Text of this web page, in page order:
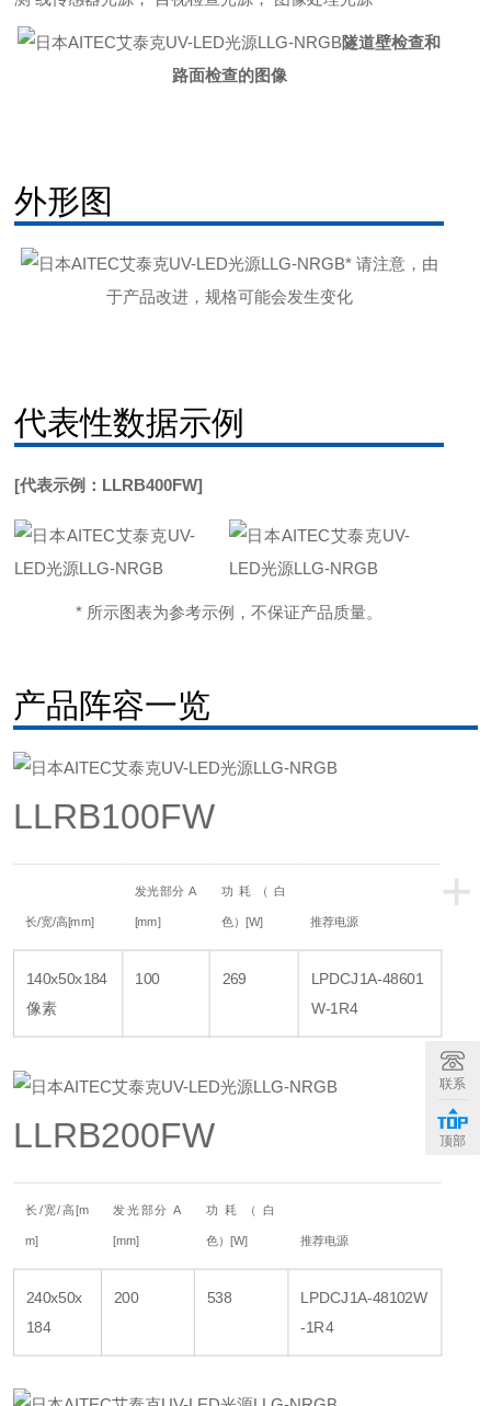
隧道壁检查和
路面检查的图像
外形图
* 请注意，由
于产品改进，规格可能会发生变化
代表性数据示例
[代表示例：LLRB400FW]
* 所示图表为参考示例，不保证产品质量。
产品阵容一览
LLRB100FW
+
长/宽/高[mm]
发光部分 A
[mm]
功耗（白
色）[W] 推荐电源
140x50x184
像素
100 269 LPDCJ1A-48601
W-1R4
LLRB200FW
长/宽/高[m
m]
发光部分 A
[mm]
功耗（白
色）[W] 推荐电源
240x50x
184
200 538
LPDCJ1A-48102W
-1R4
联系
顶部